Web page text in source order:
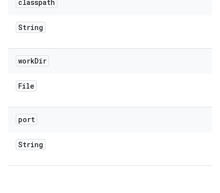
classpath
String
workDir
File
port
String